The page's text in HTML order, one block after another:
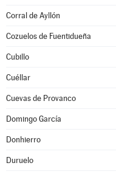
Corral de Ayllón
Cozuelos de Fuentidueña
Cubillo
Cuéllar
Cuevas de Provanco
Domingo García
Donhierro
Duruelo